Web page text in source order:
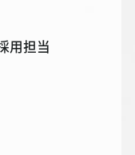
用担当